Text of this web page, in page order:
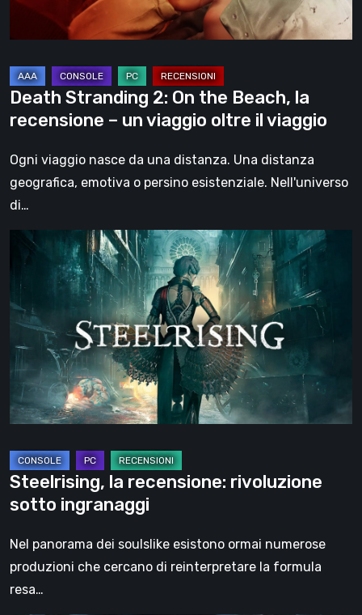
recensione
–
viaggio
oltre
il
Death Stranding 2: On the Beach, la
recensione – un viaggio oltre il viaggio
Ogni viaggio nasce da una distanza. Una distanza
geografica, emotiva o persino esistenziale. Nell'universo
di…
Steelrising,
recensione:
rivoluzione
sotto
ingranaggi
Steelrising, la recensione: rivoluzione
sotto ingranaggi
Nel panorama dei soulslike esistono ormai numerose
produzioni che cercano di reinterpretare la formula
resa…